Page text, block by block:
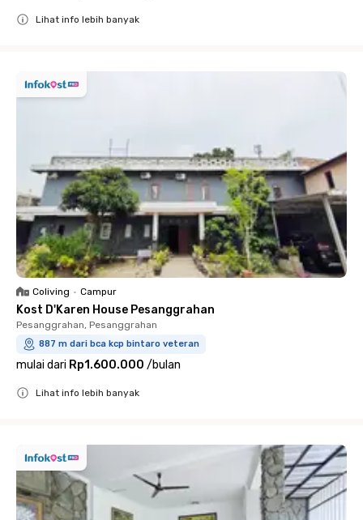
Lihat info lebih banyak
Coliving • Campur
Kost D'Karen House Pesanggrahan
Pesanggrahan, Pesanggrahan
887 m dari bca kcp bintaro veteran
mulai dari Rp1.600.000 /bulan
Lihat info lebih banyak